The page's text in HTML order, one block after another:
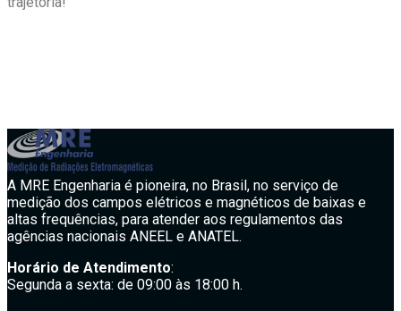
A MRE Engenharia é pioneira, no Brasil, no serviço de
medição dos campos elétricos e magnéticos de baixas e
altas frequências, para atender aos regulamentos das
agências nacionais ANEEL e ANATEL.
Horário de Atendimento:
Segunda a sexta: de 09:00 às 18:00 h.